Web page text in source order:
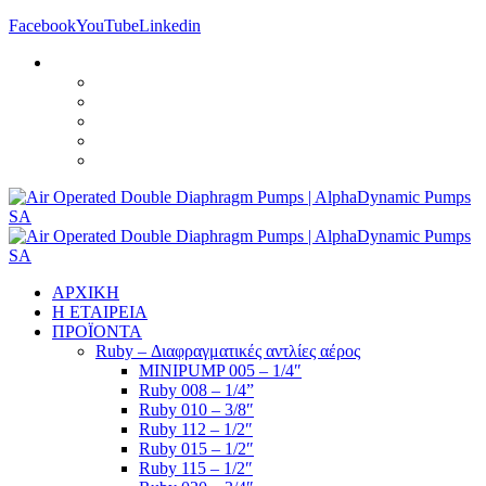
FacebookYouTubeLinkedin
ΑΡΧΙΚΗ
Η ΕΤΑΙΡΕΙΑ
ΠΡΟΪΟΝΤΑ
Ruby – Διαφραγματικές αντλίες αέρος
MINIPUMP 005 – 1/4″
Ruby 008 – 1/4”
Ruby 010 – 3/8″
Ruby 112 – 1/2″
Ruby 015 – 1/2″
Ruby 115 – 1/2″